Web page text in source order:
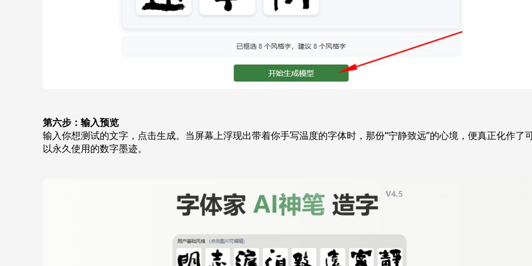
第六步：输入预览
输入你想测试的文字，点击生成。当屏幕上浮现出带着你手写温度的字体时，那份“宁静致远”的心境，便真正化作了
以永久使用的数字墨迹。